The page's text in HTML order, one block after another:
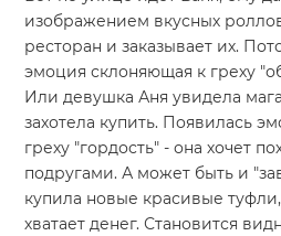
изображением вкусных
ресторан и заказывает их.
эмоция склоняющая к греху
Или девушка Аня увидела
захотела купить. Появилась
греху "гордость" - она хочет
подругами. А может быть и
купила новые красивые
хватает денег. Становится